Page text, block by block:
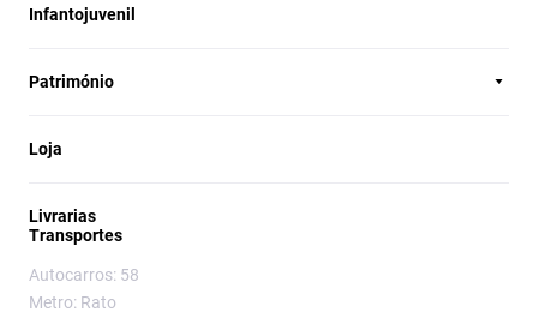
Infantojuvenil
Património
Loja
Livrarias
Transportes
Autocarros: 58
Metro: Rato